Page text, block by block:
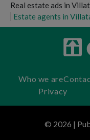
Real estate ads in
Estate agents in
Who we are
Privacy
© 2026 |